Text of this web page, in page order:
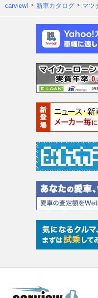
carview! 新車カタログ マツ